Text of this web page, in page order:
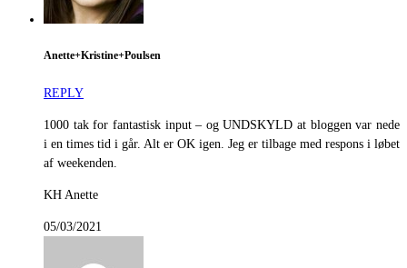
Anette+Kristine+Poulsen
REPLY
1000 tak for fantastisk input – og UNDSKYLD at bloggen var nede
i en times tid i går. Alt er OK igen. Jeg er tilbage med respons i løbet
af weekenden.
KH Anette
05/03/2021